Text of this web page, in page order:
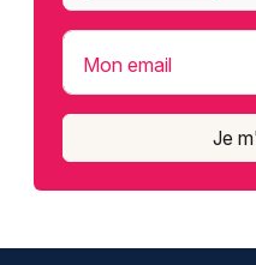
Mon email
Je